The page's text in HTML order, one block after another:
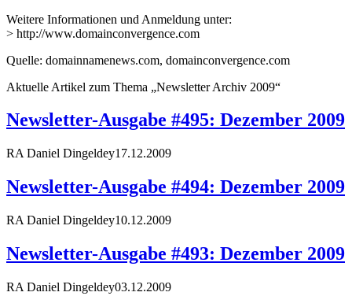
Weitere Informationen und Anmeldung unter:
> http://www.domainconvergence.com
Quelle: domainnamenews.com, domainconvergence.com
Aktuelle Artikel zum Thema „Newsletter Archiv 2009“
Newsletter-Ausgabe #495: Dezember 2009
RA Daniel Dingeldey17.12.2009
Newsletter-Ausgabe #494: Dezember 2009
RA Daniel Dingeldey10.12.2009
Newsletter-Ausgabe #493: Dezember 2009
RA Daniel Dingeldey03.12.2009